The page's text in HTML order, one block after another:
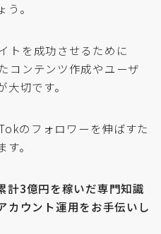
。
トを成功させるために
コンテンツ作成やユーザ
切です。
のフォロワーを伸ばすた
。
3億円を稼いだ専門知識
カウント運用をお手伝いし